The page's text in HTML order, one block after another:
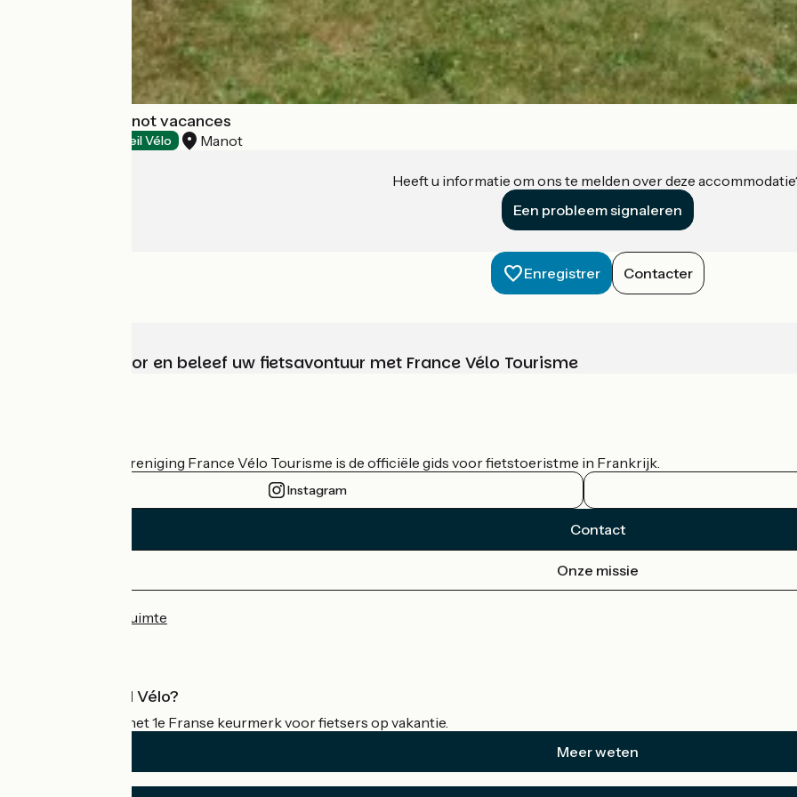
Camping de Manot vacances
Accueil Vélo Manot
Heeft u informatie om ons te melden over deze
Een probleem signaleren
Enregistrer Contacter
Kies, bereid voor en beleef uw fietsavontuur met France Vélo Tourisme
De nationale vereniging France Vélo Tourisme is de officiële gids voor fietstoeristme in Frankrijk.
Instagram
Contact
Onze missie
Professionele ruimte
Wat is Accueil Vélo?
Accueil Vélo is het 1e Franse keurmerk voor fietsers op vakantie.
Meer weten